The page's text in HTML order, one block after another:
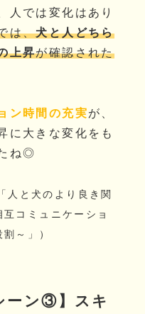
人では変化はあり
は、犬と人どちら
上昇が確認された
ン時間の充実が、
に大きな変化をも
ね◎
人と犬のより良き関
コミュニケーショ
～」）
ーン③】スキ